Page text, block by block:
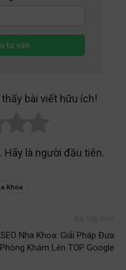
tư vấn
bài viết hữu ích!
Hãy là người đầu tiên.
Khoa
SEO Nha Khoa: Giải Pháp Đưa
Phòng Khám Lên TOP Google